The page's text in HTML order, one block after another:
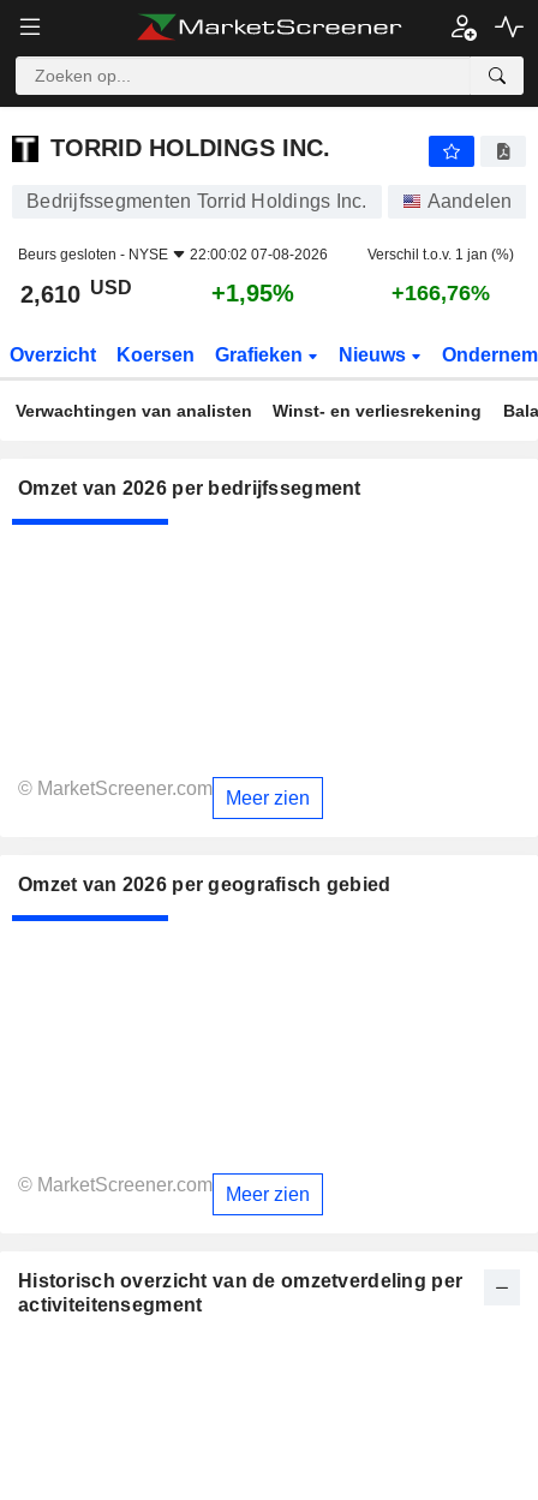
TORRID HOLDINGS INC.
TORRID HOLDINGS INC.
Bedrijfssegmenten Torrid Holdings Inc. Aandelen
Beurs gesloten - NYSE 22:00:02 07-08-2026 Verschil t.o.v. 1 jan (%)
2,610 USD +1,95% +166,76%
Overzicht Koersen Grafieken Nieuws
Verwachtingen van analisten Winst- en verliesrekening
Omzet van 2026 per bedrijfssegment
© MarketScreener.com Meer zien
Omzet van 2026 per geografisch gebied
© MarketScreener.com Meer zien
Historisch overzicht van de omzetverdeling per
activiteitensegment